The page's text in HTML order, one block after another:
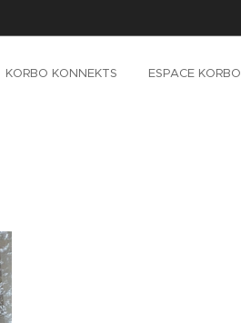
KORBO KONNEKTS ESPACE KORBO